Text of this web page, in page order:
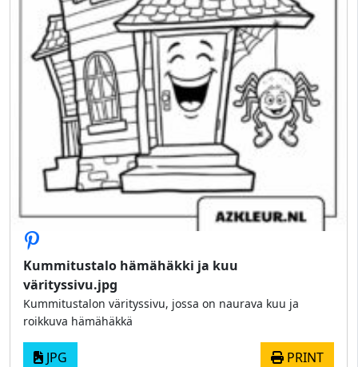
Kummitustalo hämähäkki ja kuu
värityssivu.jpg
Kummitustalon värityssivu, jossa on naurava kuu ja
roikkuva hämähäkkä
JPG PRINT